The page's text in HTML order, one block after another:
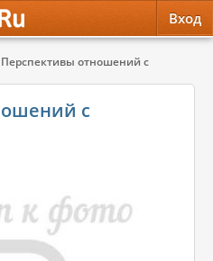
Вход
Перспективы отношений с мужчиной
с